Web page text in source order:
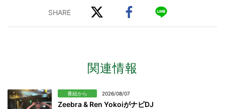
関連情報
番組から 2026/08/07
Zeebra & Ren YokoiがナビDJ